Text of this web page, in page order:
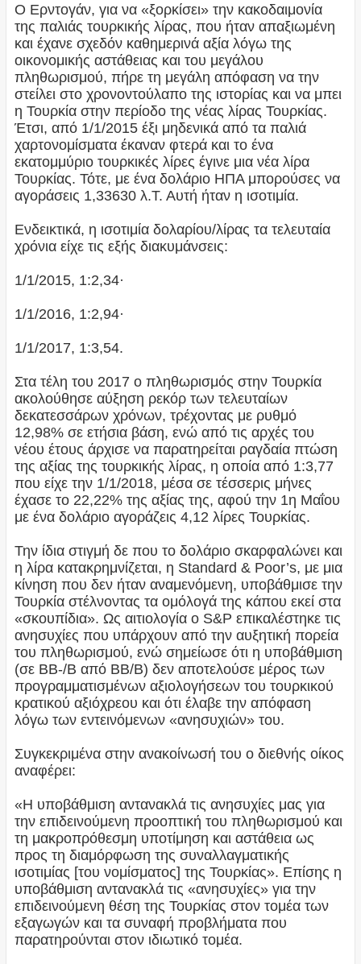
Ο Ερντογάν, για να «ξορκίσει» την κακοδαιμονία
της παλιάς τουρκικής λίρας, που ήταν απαξιωμένη
και έχανε σχεδόν καθημερινά αξία λόγω της
οικονομικής αστάθειας και του μεγάλου
πληθωρισμού, πήρε τη μεγάλη απόφαση να την
στείλει στο χρονοντούλαπο της ιστορίας και να μπει
η Τουρκία στην περίοδο της νέας λίρας Τουρκίας.
Έτσι, από 1/1/2015 έξι μηδενικά από τα παλιά
χαρτονομίσματα έκαναν φτερά και το ένα
εκατομμύριο τουρκικές λίρες έγινε μια νέα λίρα
Τουρκίας. Τότε, με ένα δολάριο ΗΠΑ μπορούσες να
αγοράσεις 1,33630 λ.Τ. Αυτή ήταν η ισοτιμία.
Ενδεικτικά, η ισοτιμία δολαρίου/λίρας τα τελευταία
χρόνια είχε τις εξής διακυμάνσεις:
1/1/2015, 1:2,34·
1/1/2016, 1:2,94·
1/1/2017, 1:3,54.
Στα τέλη του 2017 ο πληθωρισμός στην Τουρκία
ακολούθησε αύξηση ρεκόρ των τελευταίων
δεκατεσσάρων χρόνων, τρέχοντας με ρυθμό
12,98% σε ετήσια βάση, ενώ από τις αρχές του
νέου έτους άρχισε να παρατηρείται ραγδαία πτώση
της αξίας της τουρκικής λίρας, η οποία από 1:3,77
που είχε την 1/1/2018, μέσα σε τέσσερις μήνες
έχασε το 22,22% της αξίας της, αφού την 1η Μαΐου
με ένα δολάριο αγοράζεις 4,12 λίρες Τουρκίας.
Την ίδια στιγμή δε που το δολάριο σκαρφαλώνει και
η λίρα κατακρημνίζεται, η Standard & Poor’s, με μια
κίνηση που δεν ήταν αναμενόμενη, υποβάθμισε την
Τουρκία στέλνοντας τα ομόλογά της κάπου εκεί στα
«σκουπίδια». Ως αιτιολογία ο S&P επικαλέστηκε τις
ανησυχίες που υπάρχουν από την αυξητική πορεία
του πληθωρισμού, ενώ σημείωσε ότι η υποβάθμιση
(σε BB-/B από BB/B) δεν αποτελούσε μέρος των
προγραμματισμένων αξιολογήσεων του τουρκικού
κρατικού αξιόχρεου και ότι έλαβε την απόφαση
λόγω των εντεινόμενων «ανησυχιών» του.
Συγκεκριμένα στην ανακοίνωσή του ο διεθνής οίκος
αναφέρει:
«Η υποβάθμιση αντανακλά τις ανησυχίες μας για
την επιδεινούμενη προοπτική του πληθωρισμού και
τη μακροπρόθεσμη υποτίμηση και αστάθεια ως
προς τη διαμόρφωση της συναλλαγματικής
ισοτιμίας [του νομίσματος] της Τουρκίας». Επίσης η
υποβάθμιση αντανακλά τις «ανησυχίες» για την
επιδεινούμενη θέση της Τουρκίας στον τομέα των
εξαγωγών και τα συναφή προβλήματα που
παρατηρούνται στον ιδιωτικό τομέα.